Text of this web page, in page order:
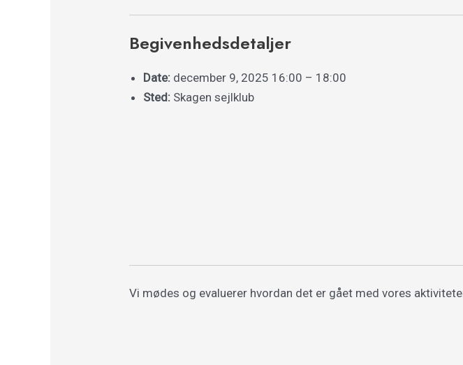
Begivenhedsdetaljer
Date: december 9, 2025 16:00 – 18:00
Sted: Skagen sejlklub
Vi mødes og evaluerer hvordan det er gået med vores